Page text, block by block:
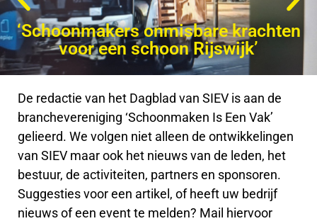
‘Schoonmakers onmisbare krachten
voor een schoon Rijswijk’
De redactie van het Dagblad van SIEV is aan de
branchevereniging ‘Schoonmaken Is Een Vak’
gelieerd. We volgen niet alleen de ontwikkelingen
van SIEV maar ook het nieuws van de leden, het
bestuur, de activiteiten, partners en sponsoren.
Suggesties voor een artikel, of heeft uw bedrijf
nieuws of een event te melden? Mail hiervoor